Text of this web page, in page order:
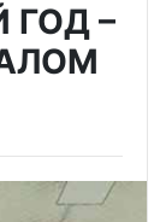
ГОД –